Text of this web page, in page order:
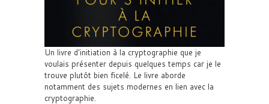
Un livre d'initiation à la cryptographie que je
voulais présenter depuis quelques temps car je le
trouve plutôt bien ficelé. Le livre aborde
notamment des sujets modernes en lien avec la
cryptographie.